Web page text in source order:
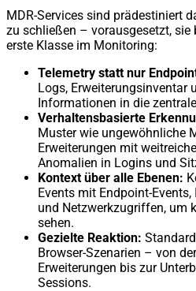
MDR-Services sind prädestiniert
zu schließen – vorausgesetzt, sie
erste Klasse im Monitoring:
Telemetry statt nur
Logs, Erweiterungsinventar
Informationen in die
Verhaltensbasierte
Muster wie ungewöhnliche
Erweiterungen mit
Anomalien in Logins und
Kontext über alle Ebenen:
Events mit Endpoint-
und Netzwerkzugriffen, um
sehen.
Gezielte Reaktion:
Browser-Szenarien – von
Erweiterungen bis zur
Sessions.